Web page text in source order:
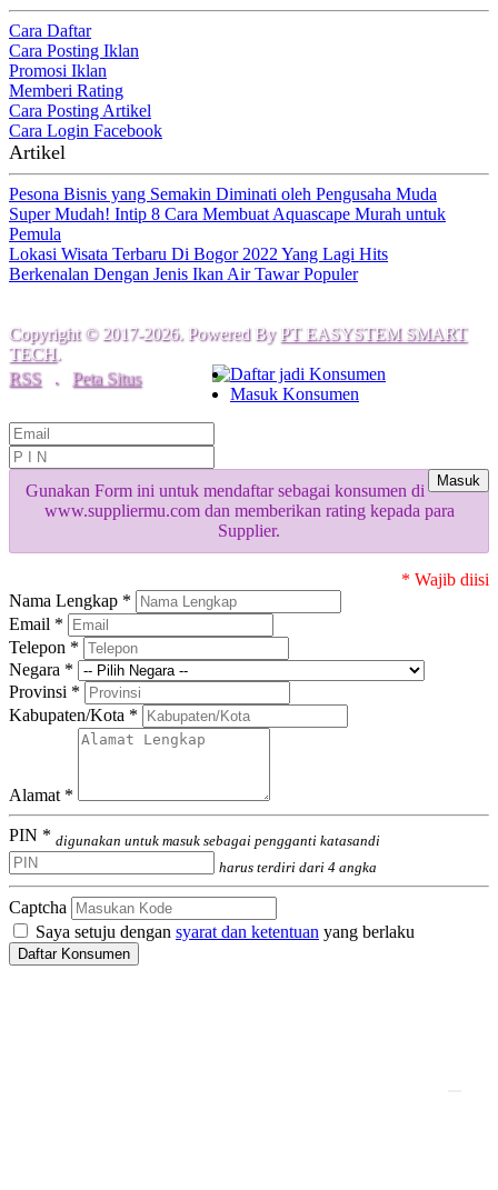
Cara Daftar
Cara Posting Iklan
Promosi Iklan
Memberi Rating
Cara Posting Artikel
Cara Login Facebook
Artikel
Pesona Bisnis yang Semakin Diminati oleh Pengusaha Muda
Super Mudah! Intip 8 Cara Membuat Aquascape Murah untuk
Pemula
Lokasi Wisata Terbaru Di Bogor 2022 Yang Lagi Hits
Berkenalan Dengan Jenis Ikan Air Tawar Populer
Copyright © 2017-2026. Powered By PT EASYSTEM SMART
TECH.
RSS
. Peta Situs
Daftar jadi Konsumen
Masuk Konsumen
Masuk
Gunakan Form ini untuk mendaftar sebagai konsumen di
www.suppliermu.com dan memberikan rating kepada para
Supplier.
* Wajib diisi
Nama Lengkap *
Email *
Telepon *
Negara *
Provinsi *
Kabupaten/Kota *
Alamat *
PIN * digunakan untuk masuk sebagai pengganti katasandi
harus terdiri dari 4 angka
Captcha
Saya setuju dengan syarat dan ketentuan yang berlaku
Daftar Konsumen